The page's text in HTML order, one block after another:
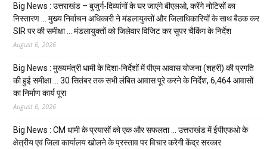
Big News : उत्तराखंड – बुजुर्ग-दिव्यांगों के घर जाएंगे बीएलओ, करेंगे नोटिसों का
निस्तारण … मुख्य निर्वाचन अधिकारी ने मंडलायुक्तों और जिलाधिकारियों के साथ बैठक कर
SIR पर की समीक्षा … मंडलायुक्तों को जिलेवार विजिट कर सुपर चैकिंग के निर्देश
August 6, 2026
Big News : मुख्यमंत्री धामी के दिशा-निर्देशों में पीएम आवास योजना (शहरी) की प्रगति
की हुई समीक्षा … 30 सितंबर तक सभी लंबित आवास पूरे करने के निर्देश, 6,464 आवासों
का निर्माण कार्य पूरा
August 6, 2026
Big News : CM धामी के प्रयासों को एक और सफलता … उत्तराखंड में ईपीएफओ के
क्षेत्रीय एवं जिला कार्यालय खोलने के प्रस्ताव पर विचार करेगी केंद्र सरकार